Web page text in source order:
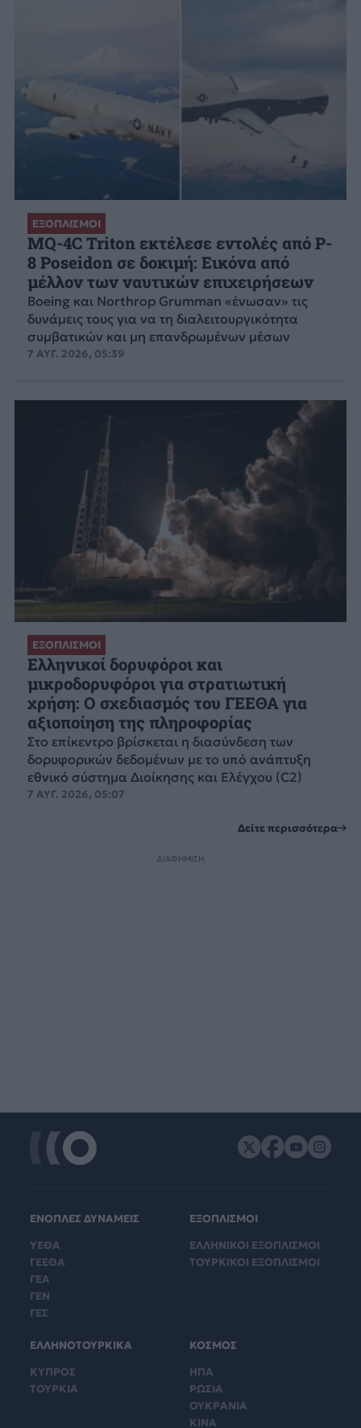
ΕΞΟΠΛΙΣΜΟΙ
MQ-4C Triton εκτέλεσε εντολές από P-
8 Poseidon σε δοκιμή: Εικόνα από
μέλλον των ναυτικών επιχειρήσεων
Boeing και Northrop Grumman «ένωσαν» τις
δυνάμεις τους για να τη διαλειτουργικότητα
συμβατικών και μη επανδρωμένων μέσων
7 ΑΥΓ. 2026, 05:39
ΕΞΟΠΛΙΣΜΟΙ
Ελληνικοί δορυφόροι και
μικροδορυφόροι για στρατιωτική
χρήση: Ο σχεδιασμός του ΓΕΕΘΑ για
αξιοποίηση της πληροφορίας
Στο επίκεντρο βρίσκεται η διασύνδεση των
δορυφορικών δεδομένων με το υπό ανάπτυξη
εθνικό σύστημα Διοίκησης και Ελέγχου (C2)
7 ΑΥΓ. 2026, 05:07
Δείτε περισσότερα
ΔΙΑΦΗΜΙΣΗ
ΕΝΟΠΛΕΣ ΔΥΝΑΜΕΙΣ
ΥΕΘΑ
ΓΕΕΘΑ
ΓΕΑ
ΓΕΝ
ΓΕΣ
ΕΞΟΠΛΙΣΜΟΙ
ΕΛΛΗΝΙΚΟΙ ΕΞΟΠΛΙΣΜΟΙ
ΤΟΥΡΚΙΚΟΙ ΕΞΟΠΛΙΣΜΟΙ
ΕΛΛΗΝΟΤΟΥΡΚΙΚΑ
ΚΥΠΡΟΣ
ΤΟΥΡΚΙΑ
ΚΟΣΜΟΣ
ΗΠΑ
ΡΩΣΙΑ
ΟΥΚΡΑΝΙΑ
ΚΙΝΑ